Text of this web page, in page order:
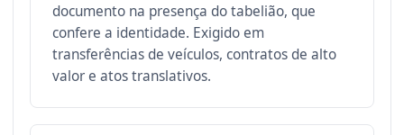
documento na presença do tabelião, que
confere a identidade. Exigido em
transferências de veículos, contratos de alto
valor e atos translativos.